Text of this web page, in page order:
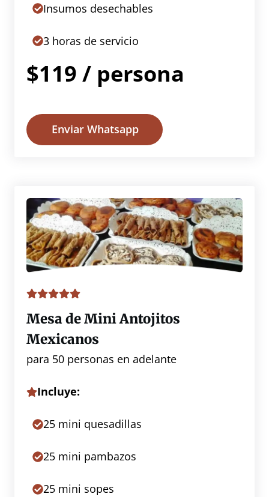
Insumos desechables
3 horas de servicio
$119 / persona
Enviar Whatsapp
Mesa de Mini Antojitos
Mexicanos
para 50 personas en adelante
Incluye:
25 mini quesadillas
25 mini pambazos
25 mini sopes